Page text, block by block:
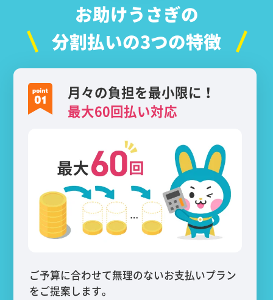
お助けうさぎの
分割払いの3つの特徴
月々の負担を最小限に！
最大60回払い対応
ご予算に合わせて無理のないお支払いプラン
をご提案します。